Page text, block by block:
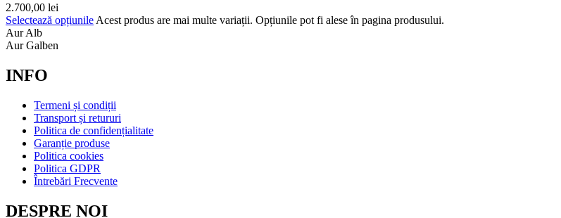
2.700,00 lei
Selectează opțiunile Acest produs are mai multe variații. Opțiunile pot fi alese în pagina produsului.
Aur Alb
Aur Galben
INFO
Termeni și condiții
Transport și retururi
Politica de confidențialitate
Garanție produse
Politica cookies
Politica GDPR
Întrebări Frecvente
DESPRE NOI